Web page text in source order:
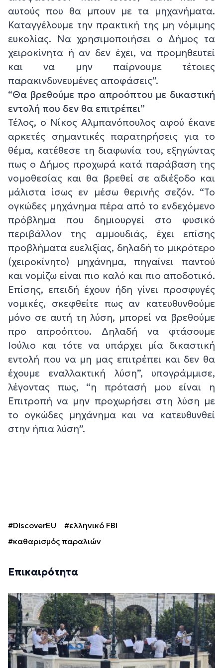
αυτούς που θα μπουν με τα μηχανήματα.
Καταγγέλουμε την πρακτική της μη νόμιμης
ευκολίας. Να χρησιμοποιήσει ο Δήμος τα
χειροκίνητα ή αν δεν έχει, να προμηθευτεί
και να μην παίρνουμε τέτοιες
παρακινδυνευμένες αποφάσεις”.
“Θα βρεθούμε προ απροόπτου με δικαστική
εντολή που δεν θα επιτρέπει”
Τέλος, ο Νίκος Αλμπανόπουλος αφού έκανε
αρκετές σημαντικές παρατηρήσεις για το
θέμα, κατέθεσε τη διαφωνία του, εξηγώντας
πως ο Δήμος προχωρά κατά παράβαση της
νομοθεσίας και θα βρεθεί σε αδιέξοδο και
μάλιστα ίσως εν μέσω θερινής σεζόν. “Το
ογκώδες μηχάνημα πέρα από το ενδεχόμενο
πρόβλημα που δημιουργεί στο φυσικό
περιβάλλον της αμμουδιάς, έχει επίσης
προβλήματα ευελιξίας, δηλαδή το μικρότερο
(χειροκίνητο) μηχάνημα, πηγαίνει παντού
και νομίζω είναι πιο καλό και πιο αποδοτικό.
Επίσης, επειδή έχουν ήδη γίνει προσφυγές
νομικές, σκεφθείτε πως αν κατευθυνθούμε
μόνο σε αυτή τη λύση, μπορεί να βρεθούμε
προ απροόπτου. Δηλαδή να φτάσουμε
Ιούλιο και τότε να υπάρχει μία δικαστική
εντολή που να μη μας επιτρέπει και δεν θα
έχουμε εναλλακτική λύση”, υπογράμμισε,
λέγοντας πως, “η πρότασή μου είναι η
Επιτροπή να μην προχωρήσει στη λύση με
το ογκώδες μηχάνημα και να κατευθυνθεί
στην ήπια λύση”.
#DiscoverEU
#ελληνικό FBI
#καθαρισμός παραλιών
Επικαιρότητα